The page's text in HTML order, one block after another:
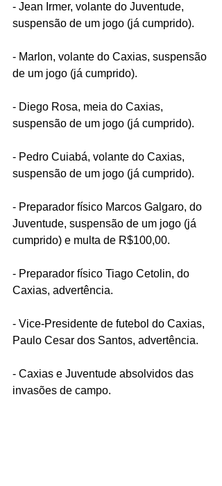
- Jean Irmer, volante do Juventude,
suspensão de um jogo (já cumprido).
- Marlon, volante do Caxias, suspensão
de um jogo (já cumprido).
- Diego Rosa, meia do Caxias,
suspensão de um jogo (já cumprido).
- Pedro Cuiabá, volante do Caxias,
suspensão de um jogo (já cumprido).
- Preparador físico Marcos Galgaro, do
Juventude, suspensão de um jogo (já
cumprido) e multa de R$100,00.
- Preparador físico Tiago Cetolin, do
Caxias, advertência.
- Vice-Presidente de futebol do Caxias,
Paulo Cesar dos Santos, advertência.
- Caxias e Juventude absolvidos das
invasões de campo.